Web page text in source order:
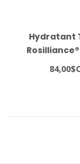
Hydratant
Rosilliance®
Déesse De
oz / 44